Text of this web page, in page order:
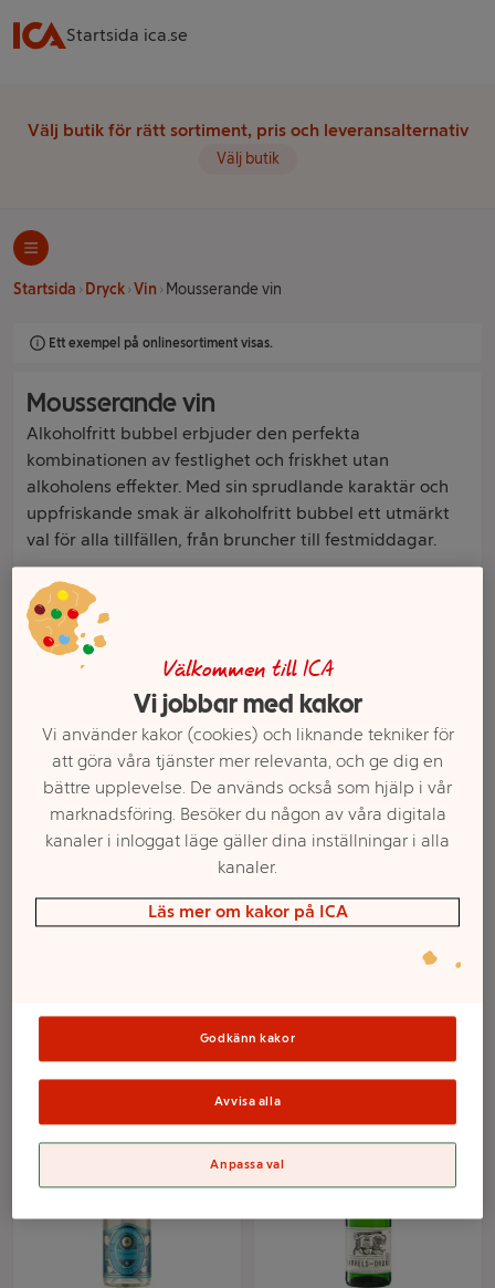
Startsida ica.se
Välj butik för rätt sortiment, pris och leveransalternativ
Välj butik
Startsida Dryck Vin Mousserande vin
Ett exempel på onlinesortiment visas.
Mousserande vin
Alkoholfritt bubbel erbjuder den perfekta
kombinationen av festlighet och friskhet utan
alkoholens effekter. Med sin sprudlande karaktär och
uppfriskande smak är alkoholfritt bubbel ett utmärkt
val för alla tillfällen, från bruncher till festmiddagar.
Filter
Alkoholfritt 750ml
Oddbird
Välj butik
Alkoholfri 750ml
Mionetto
Välj butik
Välkommen till ICA
Vi jobbar med kakor
Vi använder kakor (cookies) och liknande tekniker för
att göra våra tjänster mer relevanta, och ge dig en
bättre upplevelse. De används också som hjälp i vår
marknadsföring. Besöker du någon av våra digitala
kanaler i inloggat läge gäller dina inställningar i alla
kanaler.
Läs mer om kakor på ICA
Godkänn kakor
Avvisa alla
Anpassa val